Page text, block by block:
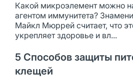
Какой микроэлемент можно
агентом иммунитета?
Майкл Мюррей считает, что
укрепляет здоровье и вл...
5 Способов защиты
клещей